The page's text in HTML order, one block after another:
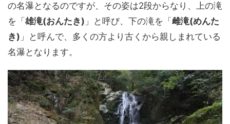
の名瀑となるのですが、その姿は2段からなり、上の滝
を「 雄滝(おんたき) 」と呼び、下の滝を「 雌滝(めんた
き) 」と呼んで、多くの方より古くから親しまれている
名瀑となります。